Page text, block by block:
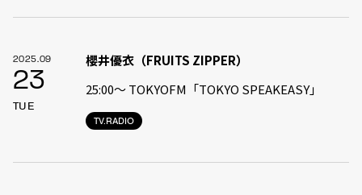
2025.09
23
TUE
TV.RADIO
櫻井優衣（FRUITS ZIPPER）
25:00〜 TOKYOFM「TOKYO SPEAKEASY」